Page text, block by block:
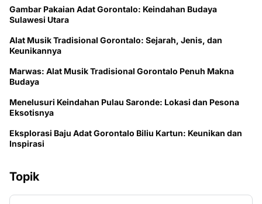
Gambar Pakaian Adat Gorontalo: Keindahan Budaya
Sulawesi Utara
Alat Musik Tradisional Gorontalo: Sejarah, Jenis, dan
Keunikannya
Marwas: Alat Musik Tradisional Gorontalo Penuh Makna
Budaya
Menelusuri Keindahan Pulau Saronde: Lokasi dan Pesona
Eksotisnya
Eksplorasi Baju Adat Gorontalo Biliu Kartun: Keunikan dan
Inspirasi
Topik